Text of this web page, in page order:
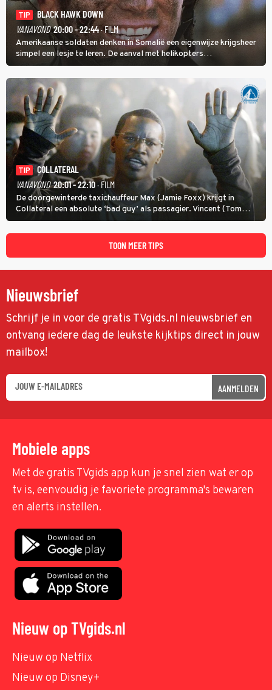
TIP
BLACK HAWK DOWN
VANAVOND 20:00 - 22:44· FILM
Amerikaanse soldaten denken in Somalië een eigenwijze krijgsheer
simpel een lesje te leren. De aanval met helikopters
verloopt in Black Hawk down dramatisch.
TIP
COLLATERAL
VANAVOND 20:01 - 22:10· FILM
De doorgewinterde taxichauffeur Max (Jamie Foxx) krijgt in
Collateral een absolute ‘bad guy’ als passagier. Vincent (Tom
Cruise) heeft hem nodig om hem de stad door te loodsen om een
wel heel lugubere reden.
TOON MEER TIPS
Nieuwsbrief
Schrijf je in voor de gratis TVgids.nl nieuwsbrief en
ontvang iedere dag de leukste kijktips direct in jouw
mailbox!
AANMELDEN
Mobiele apps
Met de gratis TVgids app kun je snel zien wat er op
tv is, eenvoudig je favoriete programma's bewaren
en alerts instellen.
Nieuw op TVgids.nl
Nieuw op Netflix
Nieuw op Disney+